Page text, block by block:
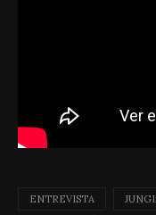
ENTREVISTA